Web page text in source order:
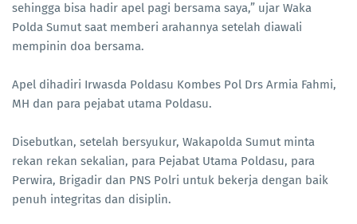
sehingga bisa hadir apel pagi bersama saya,” ujar Waka
Polda Sumut saat memberi arahannya setelah diawali
mempinin doa bersama.
Apel dihadiri Irwasda Poldasu Kombes Pol Drs Armia Fahmi,
MH dan para pejabat utama Poldasu.
Disebutkan, setelah bersyukur, Wakapolda Sumut minta
rekan rekan sekalian, para Pejabat Utama Poldasu, para
Perwira, Brigadir dan PNS Polri untuk bekerja dengan baik
penuh integritas dan disiplin.